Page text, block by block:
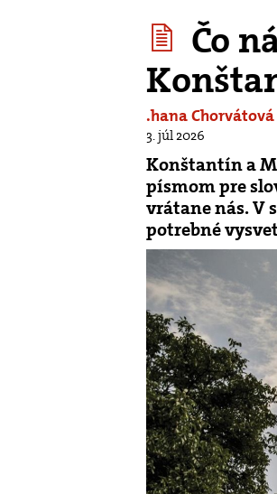
Čo
.hana Chorvátová
3. júl 2026
Konštantín a
písmom pre
vrátane nás. V
potrebné